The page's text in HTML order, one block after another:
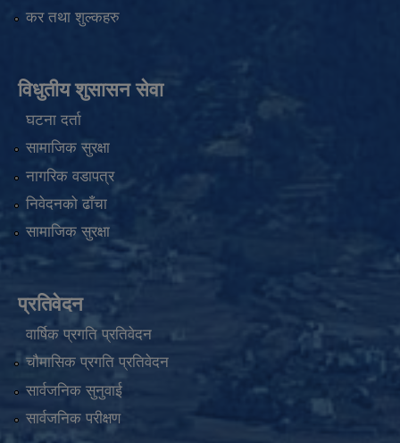
कर तथा शुल्कहरु
विधुतीय शुसासन सेवा
घटना दर्ता
सामाजिक सुरक्षा
नागरिक वडापत्र
निवेदनको ढाँचा
सामाजिक सुरक्षा
प्रतिवेदन
वार्षिक प्रगति प्रतिवेदन
चौमासिक प्रगति प्रतिवेदन
सार्वजनिक सुनुवाई
सार्वजनिक परीक्षण